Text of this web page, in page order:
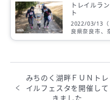
トレイルラ
ト
2022/03/13（
良県奈良市、
ランナーズカ
ま、さらに多
うございま
準備にご協力
厚く御礼申し
みちのく湖畔ＦＵＮトレ
イルフェスタを開催して